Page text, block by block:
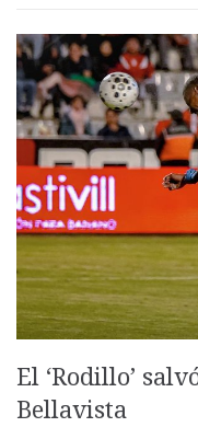
El ‘Rodillo’
Bellavista